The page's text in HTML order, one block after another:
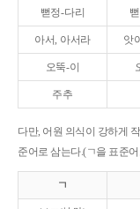
뻗정-다리
아서, 아서라 앗
오뚝-이
주추
다만, 어원 의식이 강하게
준어로 삼는다.(ㄱ을 표준
ㄱ